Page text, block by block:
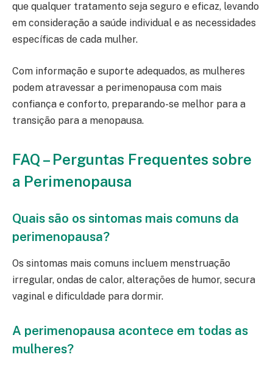
que qualquer tratamento seja seguro e eficaz, levando
em consideração a saúde individual e as necessidades
específicas de cada mulher.
Com informação e suporte adequados, as mulheres
podem atravessar a perimenopausa com mais
confiança e conforto, preparando-se melhor para a
transição para a menopausa.
FAQ – Perguntas Frequentes sobre
a Perimenopausa
Quais são os sintomas mais comuns da
perimenopausa?
Os sintomas mais comuns incluem menstruação
irregular, ondas de calor, alterações de humor, secura
vaginal e dificuldade para dormir.
A perimenopausa acontece em todas as
mulheres?